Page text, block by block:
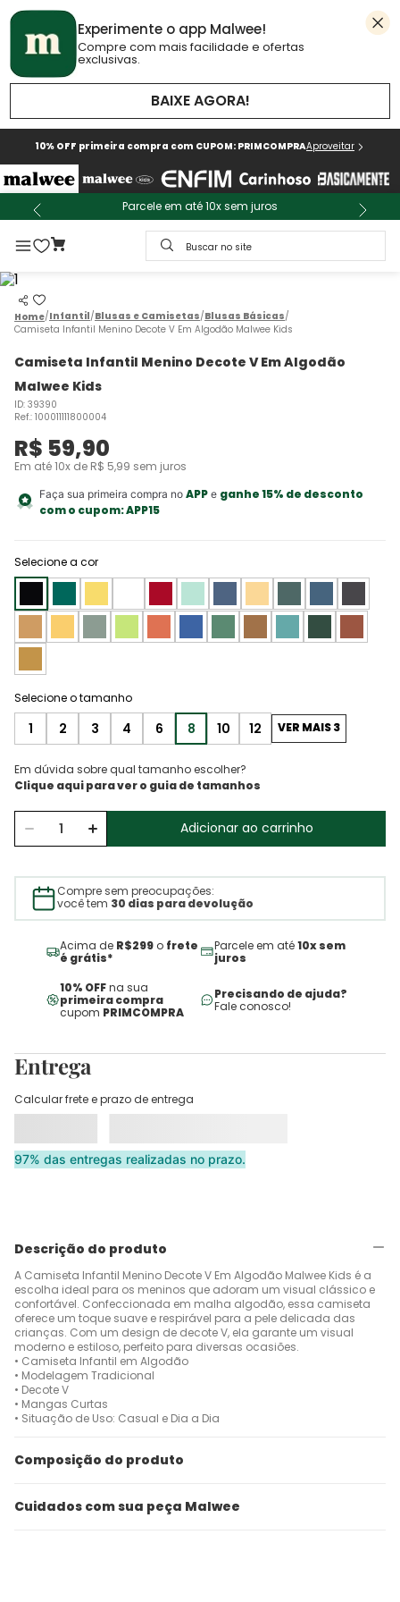
Experimente o app Malwee!
Compre com mais facilidade e ofertas
exclusivas.
BAIXE AGORA!
10% OFF primeira compra com CUPOM: PRIMCOMPRAAproveitar
Parcele em até 10x sem juros
Buscar no site
Infantil Blusas e Camisetas Blusas Básicas
Camiseta Infantil Menino Decote V Em Algodão Malwee Kids
Camiseta Infantil Menino Decote V Em Algodão
Malwee Kids
ID: 39390
Ref.: 100011111800004
R$ 59,90
Em até10x de R$ 5,99 sem juros
Faça sua primeira compra no APPe ganhe 15% de desconto
com o cupom:APP15
Selecione a cor
1 2 3 4 6 8 10 12 VER MAIS 3
Em dúvida sobre qual tamanho escolher?
Adicionar ao carrinho
Compre sem preocupações:
você tem 30 dias para devolução
Acima de R$299 o frete
é grátis*
Parcele em até10x sem
juros
10% OFFna sua
primeira compra
cupom PRIMCOMPRA
Precisando de ajuda?
Fale conosco!
Entrega
Calcular frete e prazo de entrega
97% das entregas realizadas no prazo.
Descrição do produto
A Camiseta Infantil Menino Decote V Em Algodão Malwee Kids é a
escolha ideal para os meninos que adoram um visual clássico e
confortável. Confeccionada em malha algodão, essa camiseta
oferece um toque suave e respirável para a pele delicada das
crianças. Com um design de decote V, ela garante um visual
moderno e estiloso, perfeito para diversas ocasiões.
• Camiseta Infantil em Algodão
• Modelagem Tradicional
• Decote V
• Mangas Curtas
• Situação de Uso: Casual e Dia a Dia
Composição do produto
Cuidados com sua peça Malwee